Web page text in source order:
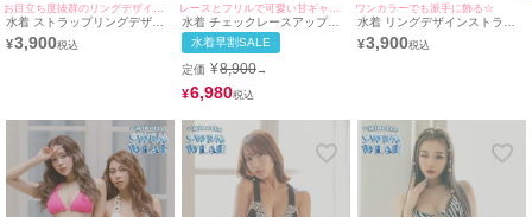
水着 ストラップリングデザイ
ン三角ブラジリアンホルターネ
ックビキニ
¥3,900
水着 チェックレースアップバ
ックリボンモノキニフレア水着
水着早割SALE
定価 ¥8,900→
¥6,980
ワンカラーでも派手に飾る☆
水着 リングデザインストラッ
プブラジリアンギャル三角ホル
ターネックビキニ
¥3,900